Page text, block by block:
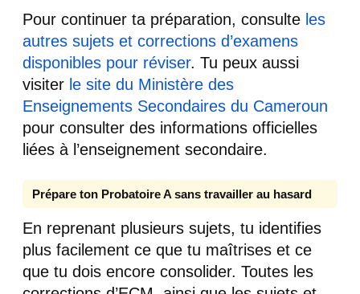
Pour continuer ta préparation, consulte les
autres sujets et corrections d’examens
disponibles pour réviser. Tu peux aussi
visiter le site du Ministère des
Enseignements Secondaires du Cameroun
pour consulter des informations officielles
liées à l’enseignement secondaire.
Prépare ton Probatoire A sans travailler au hasard
En reprenant plusieurs sujets, tu identifies
plus facilement ce que tu maîtrises et ce
que tu dois encore consolider. Toutes les